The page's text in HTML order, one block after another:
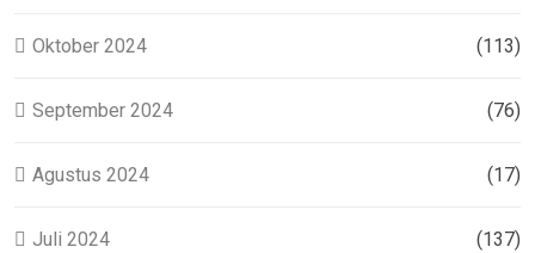
Oktober 2024 (113)
September 2024 (76)
Agustus 2024 (17)
Juli 2024 (137)